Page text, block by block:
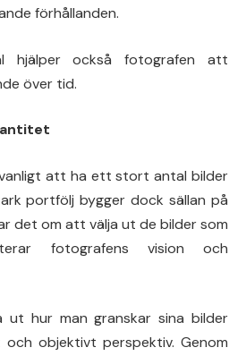
förhållanden.
hjälper också fotografen att
över tid.
att ha ett stort antal bilder
portfölj bygger dock sällan på
det om att välja ut de bilder som
fotografens vision och
ut hur man granskar sina bilder
objektivt perspektiv. Genom